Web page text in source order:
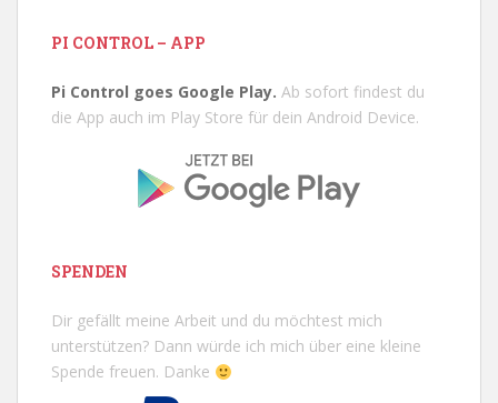
PI CONTROL – APP
Pi Control goes Google Play. Ab sofort findest du
die App auch im Play Store für dein Android Device.
SPENDEN
Dir gefällt meine Arbeit und du möchtest mich
unterstützen? Dann würde ich mich über eine kleine
Spende freuen. Danke